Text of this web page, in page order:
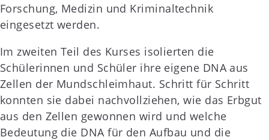
Forschung, Medizin und Kriminaltechnik
eingesetzt werden.
Im zweiten Teil des Kurses isolierten die
Schülerinnen und Schüler ihre eigene DNA aus
Zellen der Mundschleimhaut. Schritt für Schritt
konnten sie dabei nachvollziehen, wie das Erbgut
aus den Zellen gewonnen wird und welche
Bedeutung die DNA für den Aufbau und die